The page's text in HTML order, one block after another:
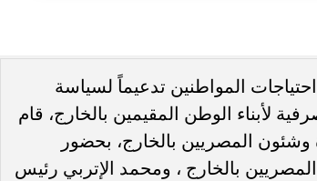
المواطنين تدعيماً لسياسة
لأبناء الوطن المقيمين بالخارج، قام
وشئون المصريين بالخارج، بحضور
بالخارج ، ومحمد الإتربي رئيس